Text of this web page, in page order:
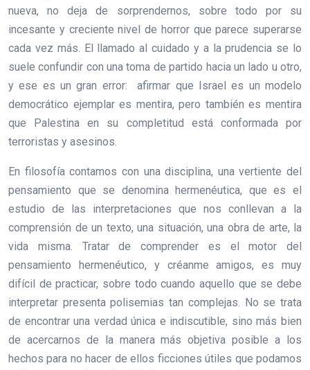
nueva, no deja de sorprendernos, sobre todo por su
incesante y creciente nivel de horror que parece superarse
cada vez más. El llamado al cuidado y a la prudencia se lo
suele confundir con una toma de partido hacia un lado u otro,
y ese es un gran error: afirmar que Israel es un modelo
democrático ejemplar es mentira, pero también es mentira
que Palestina en su completitud está conformada por
terroristas y asesinos.
En filosofía contamos con una disciplina, una vertiente del
pensamiento que se denomina hermenéutica, que es el
estudio de las interpretaciones que nos conllevan a la
comprensión de un texto, una situación, una obra de arte, la
vida misma. Tratar de comprender es el motor del
pensamiento hermenéutico, y créanme amigos, es muy
difícil de practicar, sobre todo cuando aquello que se debe
interpretar presenta polisemias tan complejas. No se trata
de encontrar una verdad única e indiscutible, sino más bien
de acercarnos de la manera más objetiva posible a los
hechos para no hacer de ellos ficciones útiles que podamos